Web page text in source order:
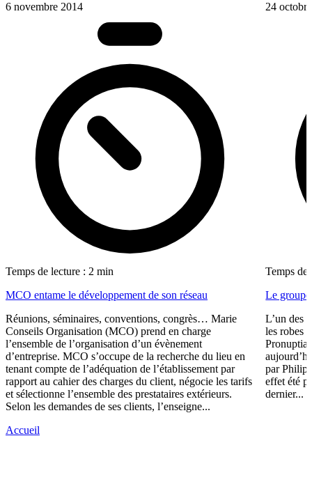
6 novembre 2014
Temps de lecture : 2 min
MCO entame le développement de son réseau
Réunions, séminaires, conventions, congrès… Marie
Conseils Organisation (MCO) prend en charge
l’ensemble de l’organisation d’un évènement
d’entreprise. MCO s’occupe de la recherche du lieu en
tenant compte de l’adéquation de l’établissement par
rapport au cahier des charges du client, négocie les tarifs
et sélectionne l’ensemble des prestataires extérieurs.
Selon les demandes de ses clients, l’enseigne...
24
Temps de
Le
L’un des
les robes
Pronuptia
par
effet été
dernier...
Accueil